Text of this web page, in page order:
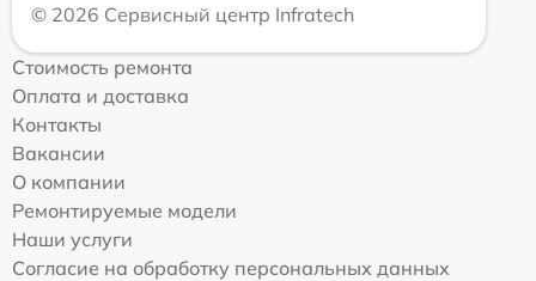
© 2026 Сервисный центр Infratech
Стоимость ремонта
Оплата и доставка
Контакты
Вакансии
О компании
Ремонтируемые модели
Наши услуги
Согласие на обработку персональных данных